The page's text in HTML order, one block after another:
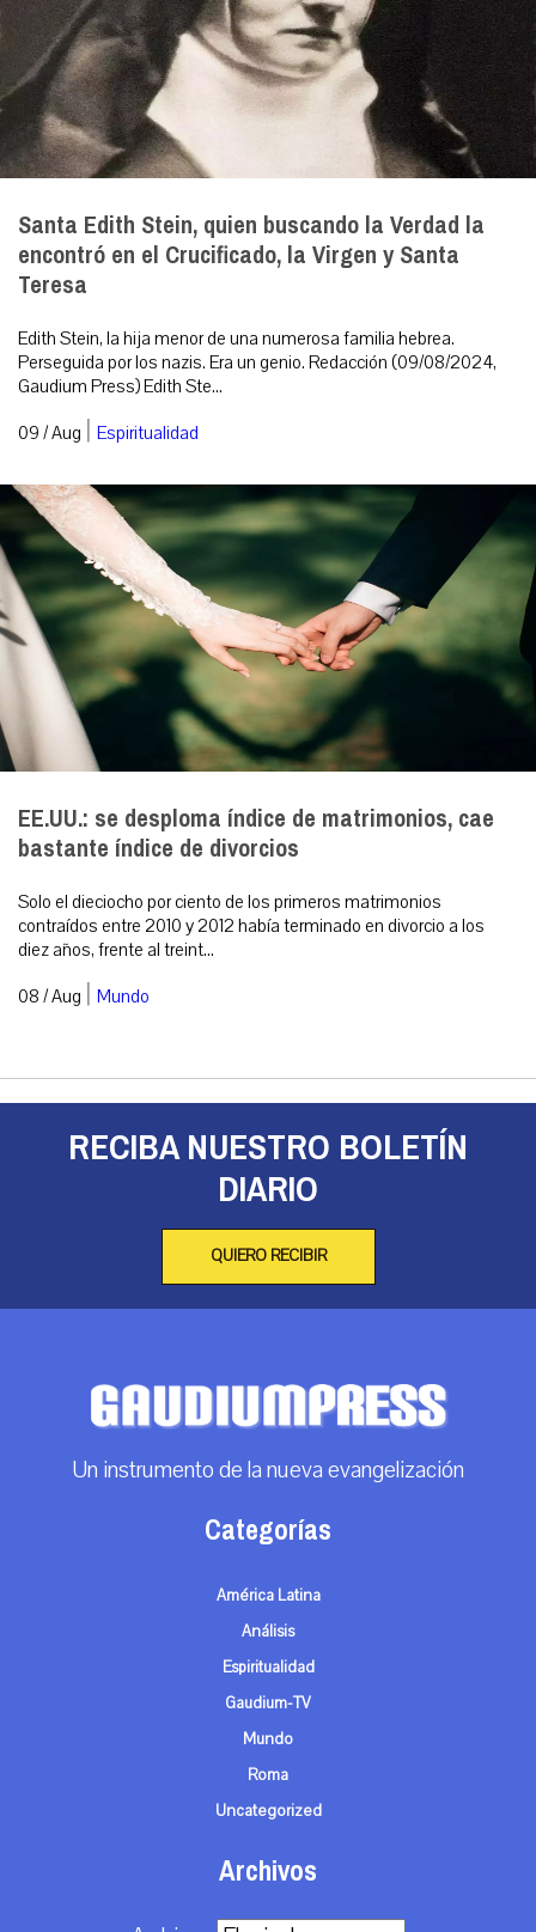
Santa Edith Stein, quien buscando la Verdad la
encontró en el Crucificado, la Virgen y Santa
Teresa
Edith Stein, la hija menor de una numerosa familia hebrea.
Perseguida por los nazis. Era un genio. Redacción (09/08/2024,
Gaudium Press) Edith Ste...
09 / Aug | Espiritualidad
EE.UU.: se desploma índice de matrimonios, cae
bastante índice de divorcios
Solo el dieciocho por ciento de los primeros matrimonios
contraídos entre 2010 y 2012 había terminado en divorcio a los
diez años, frente al treint...
08 / Aug | Mundo
RECIBA NUESTRO BOLETÍN
DIARIO
QUIERO RECIBIR
Un instrumento de la nueva evangelización
Categorías
América Latina
Análisis
Espiritualidad
Gaudium-TV
Mundo
Roma
Uncategorized
Archivos